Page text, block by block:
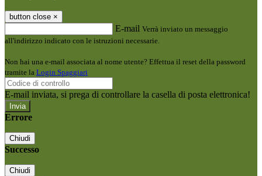
button close ×
E-mail Verrà inviato un messaggio
all'indirizzo indicato con le istruzioni necessarie.
Non hai una e-mail associata al nome utente? Effettua il reset della password
tramite la Login Spaggiari
E-mail inviata, si prega di controllare la casella di posta elettronica!
Errore
Chiudi
Successo
Chiudi